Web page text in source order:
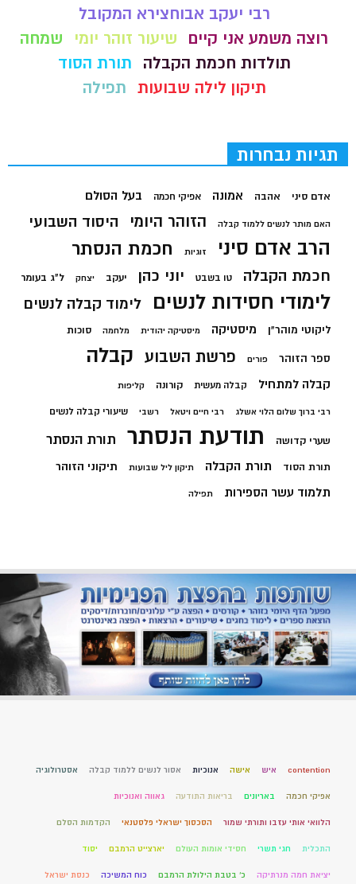
רבי יעקב אבוחצירא המקובל
רוצה משמע אני קיים
שיעור זוהר יומי
שמחה
תולדות חכמת הקבלה
תורת הסוד
תיקון לילה שבועות תפילה
תגיות נבחרות
אדם סיני אהבה אמונה אפיקי חכמה בעל הסולם
האם מותר לנשים ללמוד קבלה הזוהר היומי היסוד השבועי
הרב אדם סיני זוגיות חכמת הנסתר
חכמת הקבלה טו בשבט יוני כהן יעקב יצחק ל"ג בעומר
לימודי חסידות לנשים לימוד קבלה לנשים
ליקוטי מוהר"ן מיסטיקה מיסטיקה יהודית מלחמה סוכות
ספר הזוהר פורים פרשת השבוע קבלה
קבלה למתחיל קבלה מעשית קורונה קליפות
רבי ברוך שלום הלוי אשלג רבי חיים ויטאל רשבי שיעורי קבלה לנשים
שערי קדושה תודעת הנסתר תורת הנסתר
תורת הסוד תורת הקבלה תיקון ליל שבועות תיקוני הזוהר
תלמוד עשר הספירות תפילה
contention איש אישה אנוכיות אסור לנשים ללמוד קבלה אסטרולוגיה
אפיקי חכמה באריונים בריאות התודעה גאווה ואנוכיות
הלוואי אותי עזבו ותורתי שמור הסכסוך ישראלי פלסטנאי הקדמות הסלם
התכלית חגי תשרי חסידי אומות העולם יארצייט הרמבם יסוד
יציאת חמה מנרתיקה כ' בטבת הילולת הרמבם כוח המשיכה כנסת ישראל